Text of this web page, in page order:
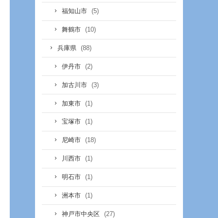
福知山市 (5)
舞鶴市 (10)
兵庫県 (88)
伊丹市 (2)
加古川市 (3)
加東市 (1)
宝塚市 (1)
尼崎市 (18)
川西市 (1)
明石市 (1)
洲本市 (1)
神戸市中央区 (27)